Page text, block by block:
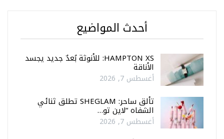
أحدث المواضيع
HAMPTON XS: للأنوثة بُعدٌ جديد يجسد
الأناقة
أغسطس 7, 2026
تألق ساحر: SHEGLAM تطلق ثنائي
الشفاه “لاين تو…
أغسطس 7, 2026